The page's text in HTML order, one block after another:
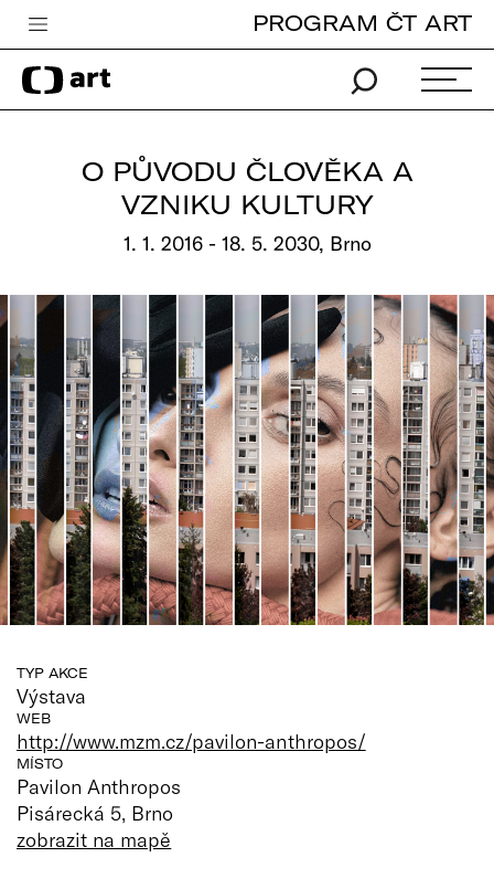
Česká televize
Zpravodajství
Vše o ČT
PROGRAM ČT ART
O PŮVODU ČLOVĚKA A
VZNIKU KULTURY
1. 1. 2016 - 18. 5. 2030, Brno
TYP AKCE
Výstava
WEB
http://www.mzm.cz/pavilon-anthropos/
MÍSTO
Pavilon Anthropos
Pisárecká 5, Brno
zobrazit na mapě